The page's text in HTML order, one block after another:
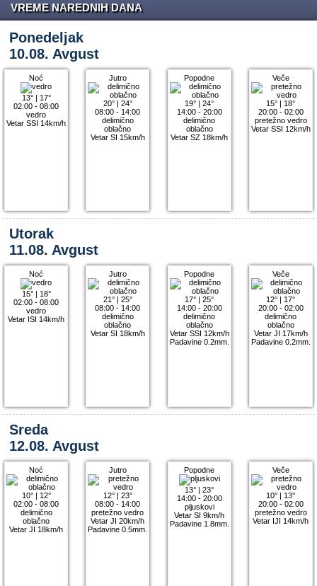
VREME NAREDNIH DANA
Ponedeljak
10.08. Avgust
Noć
13°| 17°
02:00 - 08:00
vedro
Vetar SSI 14km/h
Jutro
20°| 24°
08:00 - 14:00
delimično
oblačno
Vetar SI 15km/h
Popodne
19° |24°
14:00 - 20:00
delimično
oblačno
Vetar SZ 18km/h
Veče
15° | 18°
20:00 - 02:00
pretežno vedro
Vetar SSI 12km/h
Utorak
11.08. Avgust
Noć
15°| 18°
02:00 - 08:00
vedro
Vetar ISI 14km/h
Jutro
21°| 25°
08:00 - 14:00
delimično
oblačno
Vetar SI 18km/h
Popodne
17° |25°
14:00 - 20:00
delimično
oblačno
Vetar SSI 12km/h
Padavine 0.2mm.
Veče
12° | 17°
20:00 - 02:00
delimično
oblačno
Vetar JI 17km/h
Padavine 0.2mm.
Sreda
12.08. Avgust
Noć
10°| 12°
02:00 - 08:00
delimično
oblačno
Vetar JI 18km/h
Jutro
12°| 23°
08:00 - 14:00
pretežno vedro
Vetar JI 20km/h
Padavine 0.5mm.
Popodne
13° |23°
14:00 - 20:00
pljuskovi
Vetar SI 9km/h
Padavine 1.8mm.
Veče
10° | 13°
20:00 - 02:00
pretežno vedro
Vetar IJI 14km/h